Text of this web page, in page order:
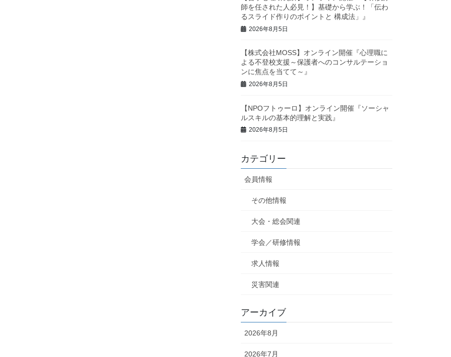
師を任された人必見！】基礎から学ぶ！「伝わ
るスライド作りのポイントと 構成法」』
2026年8月5日
【株式会社MOSS】オンライン開催『心理職に
よる不登校支援～保護者へのコンサルテーショ
ンに焦点を当てて～』
2026年8月5日
【NPOフトゥーロ】オンライン開催『ソーシャ
ルスキルの基本的理解と実践』
2026年8月5日
カテゴリー
会員情報
その他情報
大会・総会関連
学会／研修情報
求人情報
災害関連
アーカイブ
2026年8月
2026年7月